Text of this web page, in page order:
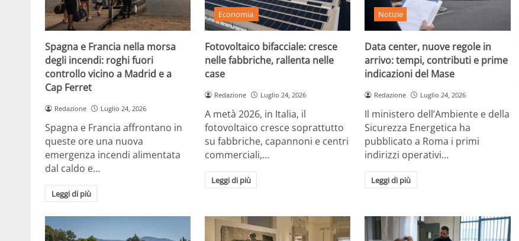
Spagna e Francia nella morsa
degli incendi: roghi fuori
controllo vicino a Madrid e a
Cap Ferret
Redazione Luglio 24, 2026
Spagna e Francia affrontano in
queste ore una nuova
emergenza incendi alimentata
dal caldo e…
Leggi di più
Economia
Fotovoltaico bifacciale: cresce
nelle fabbriche, rallenta nelle
case
Redazione Luglio 24, 2026
A metà 2026, in Italia, il
fotovoltaico cresce soprattutto
su fabbriche, capannoni e centri
commerciali,…
Leggi di più
Notizie
Data center, nuove regole in
arrivo: tempi, contributi e prime
indicazioni del Mase
Redazione Luglio 24, 2026
Il ministero dell’Ambiente e della
Sicurezza Energetica ha
pubblicato a Roma i primi
indirizzi operativi…
Leggi di più